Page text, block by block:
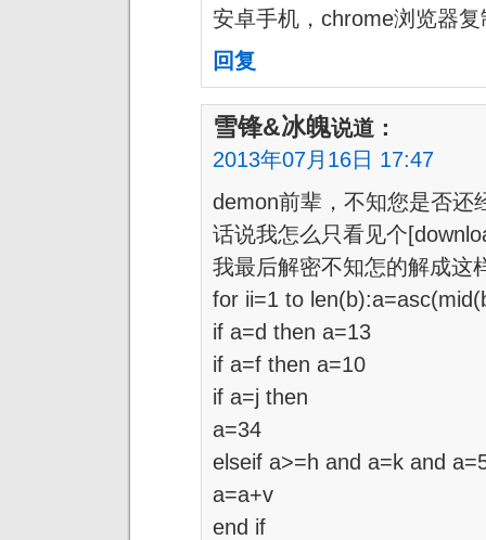
安卓手机，chrome浏览器
回复
雪锋&冰魄说道：
2013年07月16日 17:47
demon前辈，不知您是否
话说我怎么只看见个
我最后解密不知怎的解成这
for ii=1 to
if a=d then a=13
if a=f then a=10
if a=j then
a=34
elseif a>=h and a=k and
a=a+v
end if